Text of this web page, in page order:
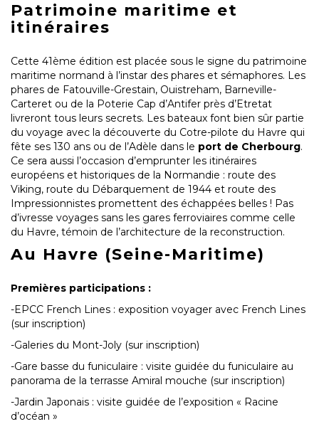
Patrimoine maritime et
itinéraires
Cette 41ème édition est placée sous le signe du patrimoine
maritime normand à l’instar des phares et sémaphores. Les
phares de Fatouville-Grestain, Ouistreham, Barneville-
Carteret ou de la Poterie Cap d’Antifer près d’Etretat
livreront tous leurs secrets. Les bateaux font bien sûr partie
du voyage avec la découverte du Cotre-pilote du Havre qui
fête ses 130 ans ou de l’Adèle dans le port de Cherbourg.
Ce sera aussi l’occasion d’emprunter les itinéraires
européens et historiques de la Normandie : route des
Viking, route du Débarquement de 1944 et route des
Impressionnistes promettent des échappées belles ! Pas
d’ivresse voyages sans les gares ferroviaires comme celle
du Havre, témoin de l’architecture de la reconstruction.
Au Havre (Seine-Maritime)
Premières participations :
-EPCC French Lines : exposition voyager avec French Lines
(sur inscription)
-Galeries du Mont-Joly (sur inscription)
-Gare basse du funiculaire : visite guidée du funiculaire au
panorama de la terrasse Amiral mouche (sur inscription)
-Jardin Japonais : visite guidée de l’exposition « Racine
d’océan »